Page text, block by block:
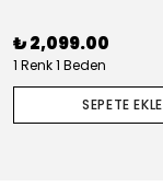
₺ 2,099.00
1 Renk 1 Beden
SEPETE EKLE